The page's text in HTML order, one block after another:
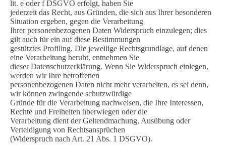
lit. e oder f DSGVO erfolgt, haben Sie
jederzeit das Recht, aus Gründen, die sich aus Ihrer besonderen
Situation ergeben, gegen die Verarbeitung
Ihrer personenbezogenen Daten Widerspruch einzulegen; dies
gilt auch für ein auf diese Bestimmungen
gestütztes Profiling. Die jeweilige Rechtsgrundlage, auf denen
eine Verarbeitung beruht, entnehmen Sie
dieser Datenschutzerklärung. Wenn Sie Widerspruch einlegen,
werden wir Ihre betroffenen
personenbezogenen Daten nicht mehr verarbeiten, es sei denn,
wir können zwingende schutzwürdige
Gründe für die Verarbeitung nachweisen, die Ihre Interessen,
Rechte und Freiheiten überwiegen oder die
Verarbeitung dient der Geltendmachung, Ausübung oder
Verteidigung von Rechtsansprüchen
(Widerspruch nach Art. 21 Abs. 1 DSGVO).